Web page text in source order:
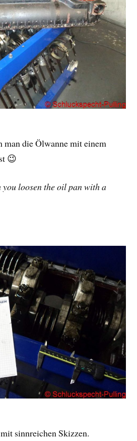
man die Ölwanne mit einem
😉
you loosen the oil pan with a
sinnreichen Skizzen.